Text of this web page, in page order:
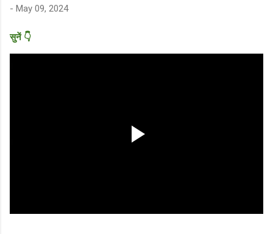
- May 09, 2024
सुनें 👇